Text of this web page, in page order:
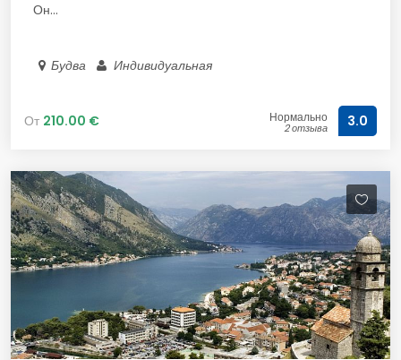
Он...
Будва Индивидуальная
От 210.00 € Нормально
2 отзыва 3.0